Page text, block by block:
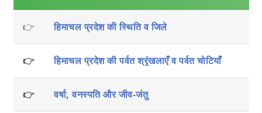
👉 हिमाचल प्रदेश की स्थिति व जिले
👉 हिमाचल प्रदेश की पर्वत श्रृंखलाएँ व पर्वत चोटियाँ
👉 वर्षा, वनस्पति और जीव-जंतु